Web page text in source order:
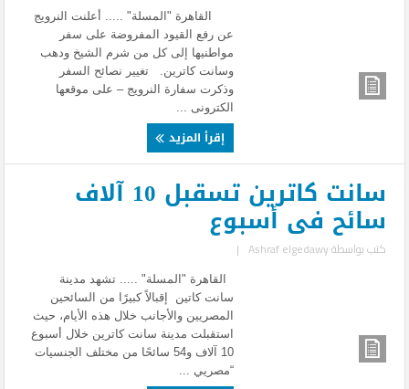
القاهرة "المسلة" ..... أعلنت النرويج
عن رفع القيود المفروضة على سفر
مواطنيها إلى كل من شرم الشيخ ودهب
وسانت كاترين. تغيير نصائح السفر
وذكرت سفارة النرويج – على موقعها
الكترونى ...
إقرأ المزيد
سانت كاترين تسقبل 10 آلاف
سائح فى أسبوع
كتب بواسطةAshraf elgedawy
|
القاهرة "المسلة" ..... تشهد مدينة
سانت كاتين إقبالاً كبيرًا من السائحين
المصريين والأجانب خلال هذه الأيام، حيث
استقبلت مدينة سانت كاترين خلال أسبوع
10 آلاف و54 سائحًا من مختلف الجنسيات
“مصريي ...